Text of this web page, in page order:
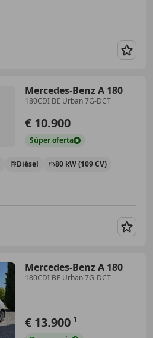
Mercedes-Benz A 180
180CDI BE Urban 7G-DCT
€ 10.900
Súperoferta
Diésel 80 kW (109 CV)
Mercedes-Benz A 180
180CDI BE Urban 7G-DCT
€ 13.900 1